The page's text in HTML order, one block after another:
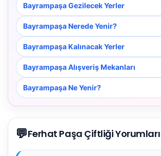
Bayrampaşa Gezilecek Yerler
Bayrampaşa Nerede Yenir?
Bayrampaşa Kalınacak Yerler
Bayrampaşa Alışveriş Mekanları
Bayrampaşa Ne Yenir?
💬Ferhat Paşa Çiftliği Yorumları